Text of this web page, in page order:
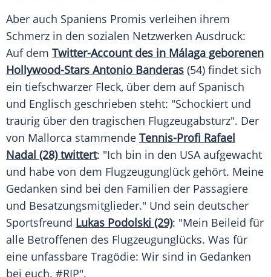
Aber auch Spaniens Promis verleihen ihrem
Schmerz in den sozialen Netzwerken Ausdruck:
Auf dem Twitter-Account des in Málaga geborenen
Hollywood-Stars Antonio Banderas (54) findet sich
ein tiefschwarzer Fleck, über dem auf Spanisch
und Englisch geschrieben steht: "Schockiert und
traurig über den tragischen Flugzeugabsturz". Der
von Mallorca stammende Tennis-Profi Rafael
Nadal (28) twittert: "Ich bin in den USA aufgewacht
und habe von dem Flugzeugunglück gehört. Meine
Gedanken sind bei den Familien der Passagiere
und Besatzungsmitglieder." Und sein deutscher
Sportsfreund Lukas Podolski (29): "Mein Beileid für
alle Betroffenen des Flugzeugunglücks. Was für
eine unfassbare Tragödie: Wir sind in Gedanken
bei euch. #RIP".